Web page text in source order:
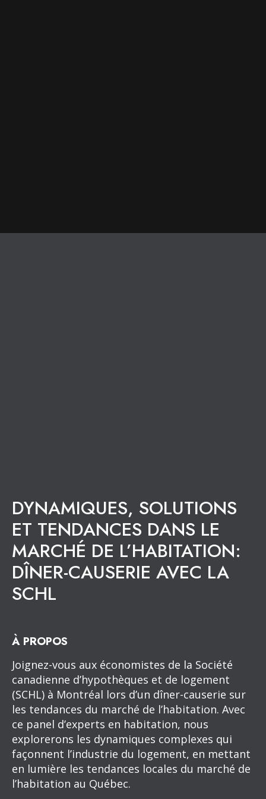
DYNAMIQUES, SOLUTIONS
ET TENDANCES DANS LE
MARCHÉ DE L’HABITATION:
DÎNER-CAUSERIE AVEC LA
SCHL
À PROPOS
Joignez-vous aux économistes de la Société
canadienne d’hypothèques et de logement
(SCHL) à Montréal lors d’un dîner-causerie sur
les tendances du marché de l’habitation. Avec
ce panel d’experts en habitation, nous
explorerons les dynamiques complexes qui
façonnent l’industrie du logement, en mettant
en lumière les tendances locales du marché de
l’habitation au Québec.